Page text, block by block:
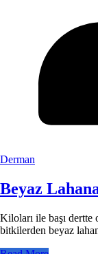
Derman
Beyaz
Kiloları ile başı
bitkilerden beyaz